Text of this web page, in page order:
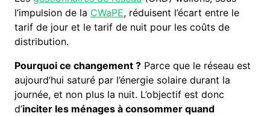
l’impulsion de la CWaPE, réduisent l’écart entre le
tarif de jour et le tarif de nuit pour les coûts de
distribution.
Pourquoi ce changement ? Parce que le réseau est
aujourd’hui saturé par l’énergie solaire durant la
journée, et non plus la nuit. L’objectif est donc
d’inciter les ménages à consommer quand